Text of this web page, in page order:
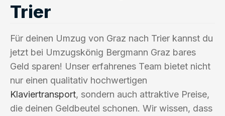
Trier
Für deinen Umzug von Graz nach Trier kannst du
jetzt bei Umzugskönig Bergmann Graz bares
Geld sparen! Unser erfahrenes Team bietet nicht
nur einen qualitativ hochwertigen
Klaviertransport, sondern auch attraktive Preise,
die deinen Geldbeutel schonen. Wir wissen, dass